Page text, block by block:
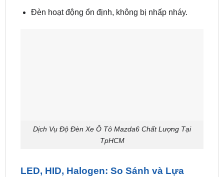
Đèn hoạt động ổn định, không bị nhấp nháy.
Dịch Vụ Độ Đèn Xe Ô Tô Mazda6 Chất Lượng Tại
TpHCM
LED, HID, Halogen: So Sánh và Lựa